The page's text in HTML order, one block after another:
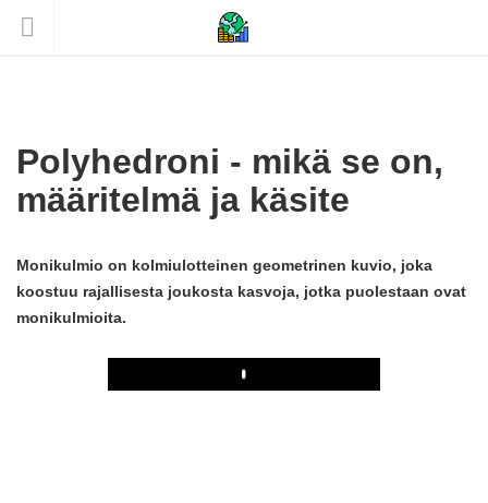
Polyhedroni - mikä se on,
määritelmä ja käsite
Monikulmio on kolmiulotteinen geometrinen kuvio, joka
koostuu rajallisesta joukosta kasvoja, jotka puolestaan ​​ovat
monikulmioita.
Play